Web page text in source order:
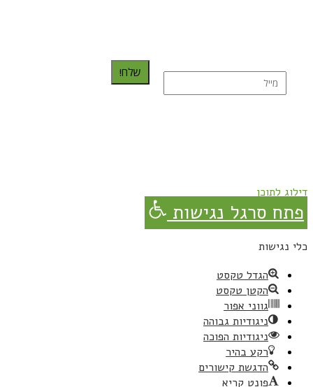
שלח!
דילוג לתוכן
פתח סרגל נגישות
כלי נגישות
הגדל טקסט
הקטן טקסט
גווני אפור
ניגודיות גבוהה
ניגודיות הפוכה
רקע בהיר
הדגשת קישורים
פונט קריא